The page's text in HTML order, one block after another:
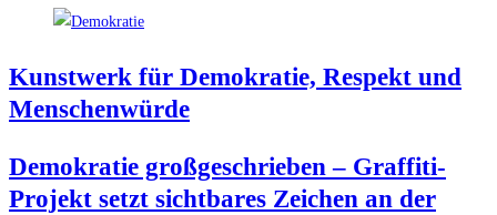
Kunst­werk für Demo­kra­tie, Respekt und
Menschenwürde
Demo­kra­tie groß­ge­schrie­ben – Graf­fi­ti-
Pro­jekt setzt sicht­ba­res Zei­chen an der